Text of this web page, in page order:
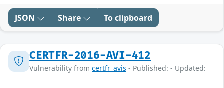
JSON Share To clipboard
CERTFR-2016-AVI-412
Vulnerability from certfr_avis - Published: - Updated: